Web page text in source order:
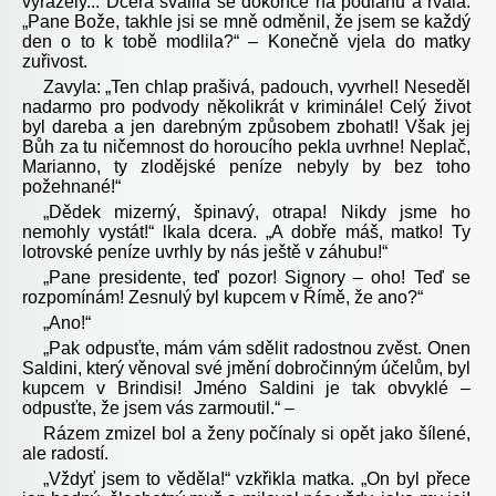
„Pane Bože, takhle jsi se mně odměnil, že jsem se každý
den o to k tobě modlila?“ – Konečně vjela do matky
zuřivost.
Zavyla: „Ten chlap prašivá, padouch, vyvrhel! Neseděl
nadarmo pro podvody několikrát v kriminále! Celý život
byl dareba a jen darebným způsobem zbohatl! Však jej
Bůh za tu ničemnost do horoucího pekla uvrhne! Neplač,
Marianno, ty zlodějské peníze nebyly by bez toho
požehnané!“
„Dědek mizerný, špinavý, otrapa! Nikdy jsme ho
nemohly vystát!“ lkala dcera. „A dobře máš, matko! Ty
lotrovské peníze uvrhly by nás ještě v záhubu!“
„Pane presidente, teď pozor! Signory – oho! Teď se
rozpomínám! Zesnulý byl kupcem v Římě, že ano?“
„Ano!“
„Pak odpusťte, mám vám sdělit radostnou zvěst. Onen
Saldini, který věnoval své jmění dobročinným účelům, byl
kupcem v Brindisi! Jméno Saldini je tak obvyklé –
odpusťte, že jsem vás zarmoutil.“ –
Rázem zmizel bol a ženy počínaly si opět jako šílené,
ale radostí.
„Vždyť jsem to věděla!“ vzkřikla matka. „On byl přece